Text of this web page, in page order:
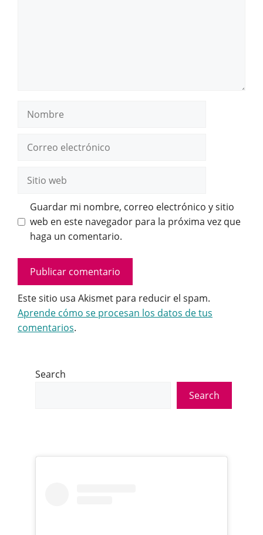
Nombre
electrónico
web
Guardar mi nombre, correo electrónico y sitio
web en este navegador para la próxima vez que
haga un comentario.
Este sitio usa Akismet para reducir el spam.
Aprende cómo se procesan los datos de tus
comentarios.
Search
Search